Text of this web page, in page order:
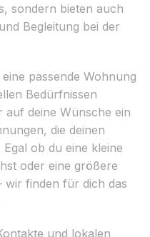
sondern bieten auch
Begleitung bei der
passende Wohnung
Bedürfnissen
auf deine Wünsche ein
die deinen
ob du eine kleine
oder eine größere
wir finden für dich das
und lokalen